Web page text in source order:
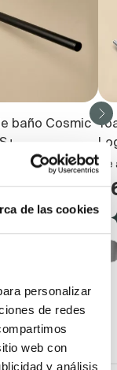
de las cookies
personalizar
de redes
web con
y análisis
baño Cosmic
de atornillar
79,86€
(3)
De